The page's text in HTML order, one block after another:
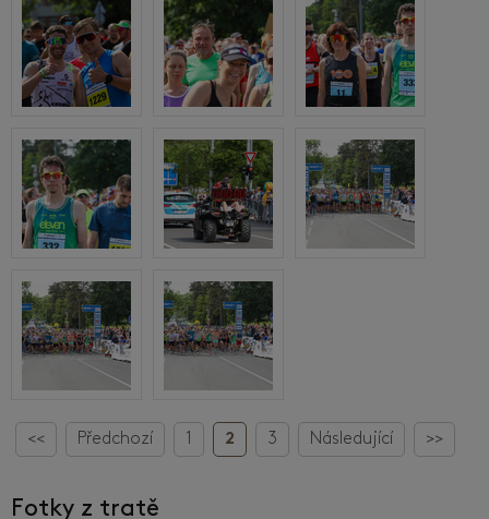
<< Předchozí 1 2 3 Následující >>
Fotky z tratě